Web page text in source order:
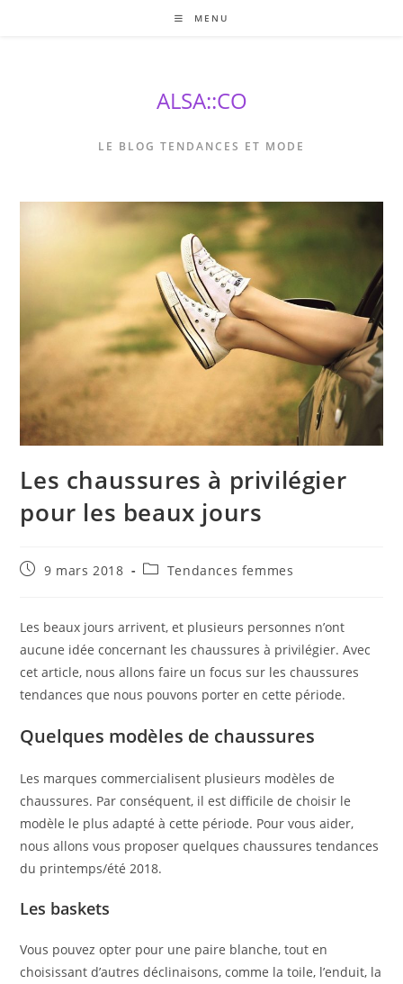
MENU
ALSA::CO
LE BLOG TENDANCES ET MODE
Les chaussures à privilégier
pour les beaux jours
Publication
9 mars 2018
PostTendances femmes
Les beaux jours arrivent, et plusieurs personnes n’ont
aucune idée concernant les chaussures à privilégier. Avec
cet article, nous allons faire un focus sur les chaussures
tendances que nous pouvons porter en cette période.
Quelques modèles de chaussures
Les marques commercialisent plusieurs modèles de
chaussures. Par conséquent, il est difficile de choisir le
modèle le plus adapté à cette période. Pour vous aider,
nous allons vous proposer quelques chaussures tendances
du printemps/été 2018.
Les baskets
Vous pouvez opter pour une paire blanche, tout en
choisissant d’autres déclinaisons, comme la toile, l’enduit, la